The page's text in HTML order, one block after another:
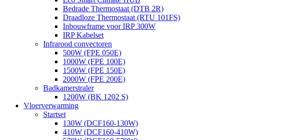
Bedrade Thermostaat (DTB 2R)
Draadloze Thermostaat (RTU 101FS)
Inbouwframe voor IRP 300W
IRP Kabelset
Infrarood convectoren
500W (FPE 050E)
1000W (FPE 100E)
1500W (FPE 150E)
2000W (FPE 200E)
Badkamerstraler
1200W (BK 1202 S)
Vloerverwarming
Startset
130W (DCF160-130W)
410W (DCF160-410W)